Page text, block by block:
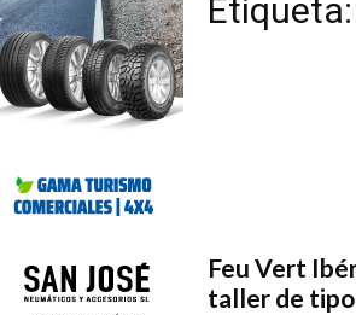
Feu Vert
taller de tipo